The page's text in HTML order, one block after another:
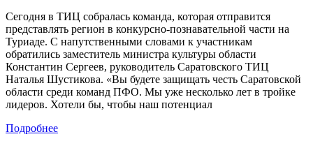
Сегодня в ТИЦ собралась команда, которая отправится
представлять регион в конкурсно-познавательной части на
Туриаде. С напутственными словами к участникам
обратились заместитель министра культуры области
Константин Сергеев, руководитель Саратовского ТИЦ
Наталья Шустикова. «Вы будете защищать честь Саратовской
области среди команд ПФО. Мы уже несколько лет в тройке
лидеров. Хотели бы, чтобы наш потенциал
Подробнее